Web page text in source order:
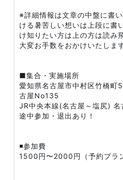
※詳細情報は文章の中盤に書
ける暑苦しい想いは上段に書
け知りたい方は上の方は読み
大変お手数をおかけいたしま
■集合・実施場所
愛知県名古屋市中村区竹橋
古屋No135
JR中央本線(名古屋～塩尻) 名
途中参加・退出あり！
◾️参加費
1500円〜2000円（予約プラ